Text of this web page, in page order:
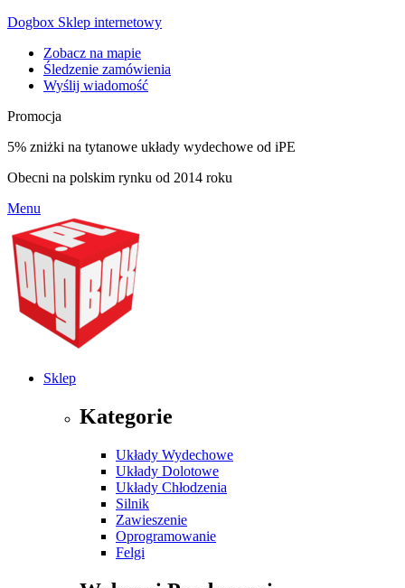
Dogbox Sklep internetowy
Zobacz na mapie
Śledzenie zamówienia
Wyślij wiadomość
Promocja
5% zniżki na tytanowe układy wydechowe od iPE
Obecni na polskim rynku od 2014 roku
Menu
Sklep
Kategorie
Układy Wydechowe
Układy Dolotowe
Układy Chłodzenia
Silnik
Zawieszenie
Oprogramowanie
Felgi